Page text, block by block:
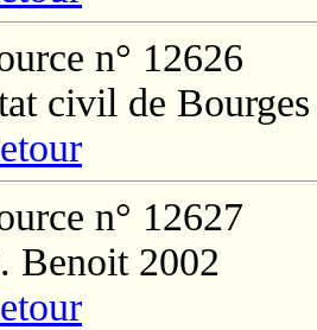
n° 12626
civil de Bourges
n° 12627
Benoit 2002